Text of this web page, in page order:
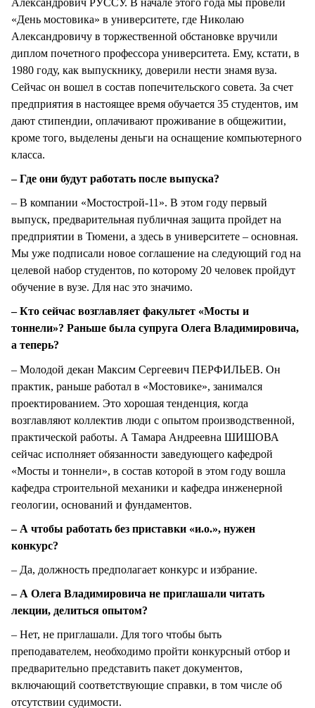
Александрович РУССУ. В начале этого года мы провели
«День мостовика» в университете, где Николаю
Александровичу в торжественной обстановке вручили
диплом почетного профессора университета. Ему, кстати, в
1980 году, как выпускнику, доверили нести знамя вуза.
Сейчас он вошел в состав попечительского совета. За счет
предприятия в настоящее время обучается 35 студентов, им
дают стипендии, оплачивают проживание в общежитии,
кроме того, выделены деньги на оснащение компьютерного
класса.
– Где они будут работать после выпуска?
– В компании «Мостострой-11». В этом году первый
выпуск, предварительная публичная защита пройдет на
предприятии в Тюмени, а здесь в университете – основная.
Мы уже подписали новое соглашение на следующий год на
целевой набор студентов, по которому 20 человек пройдут
обучение в вузе. Для нас это значимо.
– Кто сейчас возглавляет факультет «Мосты и
тоннели»? Раньше была супруга Олега Владимировича,
а теперь?
– Молодой декан Максим Сергеевич ПЕРФИЛЬЕВ. Он
практик, раньше работал в «Мостовике», занимался
проектированием. Это хорошая тенденция, когда
возглавляют коллектив люди с опытом производственной,
практической работы. А Тамара Андреевна ШИШОВА
сейчас исполняет обязанности заведующего кафедрой
«Мосты и тоннели», в состав которой в этом году вошла
кафедра строительной механики и кафедра инженерной
геологии, оснований и фундаментов.
– А чтобы работать без приставки «и.о.», нужен
конкурс?
– Да, должность предполагает конкурс и избрание.
– А Олега Владимировича не приглашали читать
лекции, делиться опытом?
– Нет, не приглашали. Для того чтобы быть
преподавателем, необходимо пройти конкурсный отбор и
предварительно представить пакет документов,
включающий соответствующие справки, в том числе об
отсутствии судимости.